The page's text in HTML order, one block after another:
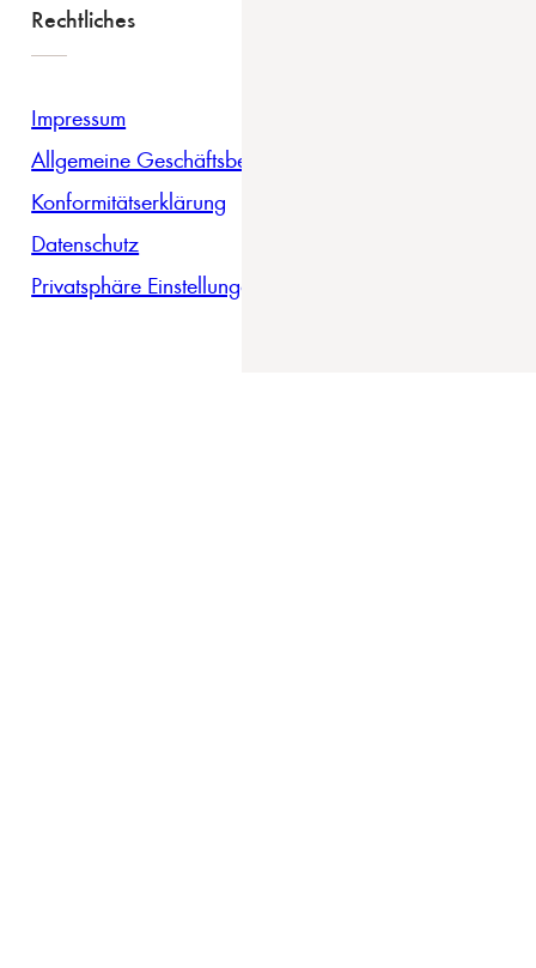
Rechtliches
Impressum
Allgemeine Geschäftsbedingungen
Konformitätserklärung
Datenschutz
Privatsphäre Einstellungen